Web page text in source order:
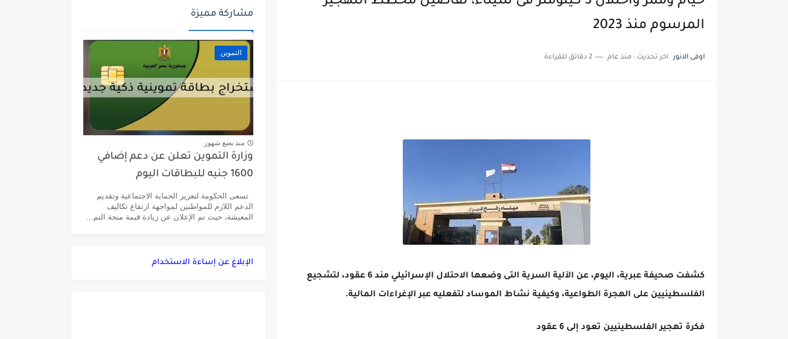
المرسوم منذ 2023
اوفى الانور اخر تحديث : منذ عام 2 دقائق للقراءة
كشفت صحيفة عبرية، اليوم، عن الآلية السرية التى وضعها الاحتلال الإسرائيلي مند 6 عقود، لتشجيع
الفلسطينيين على الهجرة الطواعية، وكيفية نشاط الموساد لتفعليه عبر الإغراءات المالية.
فكرة تهجير الفلسطينيين تعود إلى 6 عقود
مشاركة مميزة
التموين
منذ بضع شهور
وزارة التموين تعلن عن دعم إضافي
1600 جنيه للبطاقات اليوم
تسعى الحكومة لتعزيز الحماية الاجتماعية وتقديم
الدعم اللازم للمواطنين لمواجهة ارتفاع تكاليف
المعيشة، حيث تم الإعلان عن زيادة قيمة منحة التم...
الإبلاغ عن إساءة الاستخدام